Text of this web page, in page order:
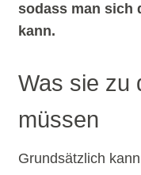
sodass man sich
kann.
Was sie zu
müssen
Grundsätzlich